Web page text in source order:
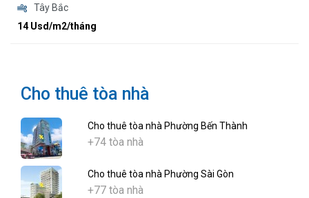
Tây Bắc
14 Usd/m2/tháng
Cho thuê tòa nhà
Cho thuê tòa nhà Phường Bến Thành
+74 tòa nhà
Cho thuê tòa nhà Phường Sài Gòn
+77 tòa nhà